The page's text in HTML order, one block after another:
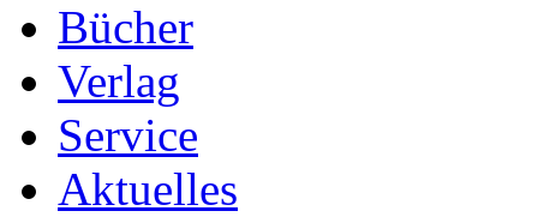
Bücher
Verlag
Service
Aktuelles